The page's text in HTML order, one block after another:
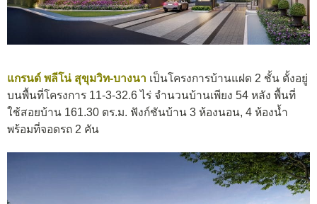
แกรนด์ พลีโน่ สุขุมวิท-บางนา เป็นโครงการบ้านแฝด 2 ชั้น ตั้งอยู่
บนพื้นที่โครงการ 11-3-32.6 ไร่ จำนวนบ้านเพียง 54 หลัง พื้นที่
ใช้สอยบ้าน 161.30 ตร.ม. ฟังก์ชันบ้าน 3 ห้องนอน, 4 ห้องน้ำ
พร้อมที่จอดรถ 2 คัน